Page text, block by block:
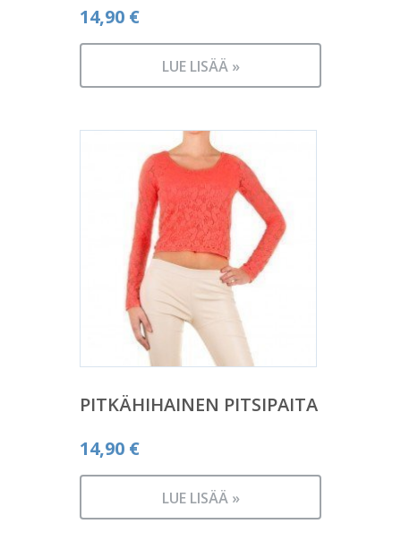
14,90 €
LUE LISÄÄ »
PITKÄHIHAINEN PITSIPAITA
14,90 €
LUE LISÄÄ »